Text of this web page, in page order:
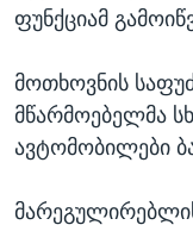
ფუნქციამ
მოთხოვნის
მწარმოებელმა
ავტომობილები